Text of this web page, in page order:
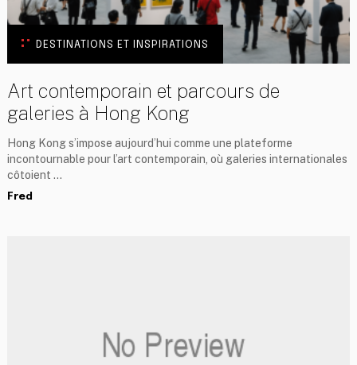
DESTINATIONS ET INSPIRATIONS
Art contemporain et parcours de
galeries à Hong Kong
Hong Kong s’impose aujourd’hui comme une plateforme
incontournable pour l’art contemporain, où galeries internationales
côtoient …
Fred